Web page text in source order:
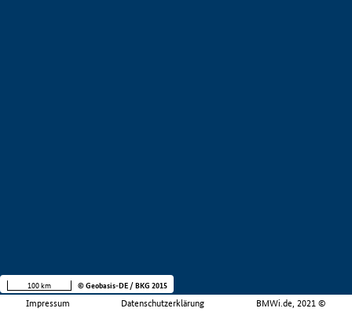
Impressum Datenschutzerklärung BMWi.de, 2021 ©
100 km © Geobasis-DE / BKG 2015